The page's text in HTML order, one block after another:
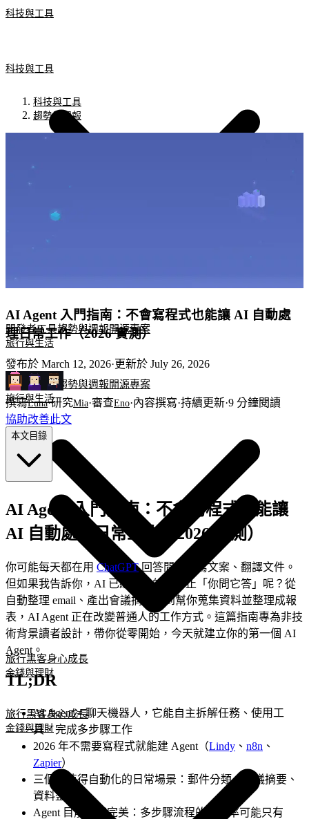
科技與工具
開發者工具趨勢與週報開源專案
旅行與生活
旅行黑客身心成長
金錢與理財
科技與工具
開發者工具趨勢與週報開源專案
旅行與生活
旅行黑客身心成長
金錢與理財
科技與工具
趨勢與週報
AI Agent 入門指南：不會寫程式也能讓 AI 自動處
理日常工作（2026 實測）
發布於 March 12, 2026·更新於 July 26, 2026
撰寫Luna·研究Mia·審查Eno·內容撰寫·持續更新·9 分鐘閱讀
協助改善此文
本文目錄
AI Agent 入門指南：不會寫程式也能讓
AI 自動處理日常工作（2026 實測）
你可能每天都在用 ChatGPT回答問題、寫文案、翻譯文件。
但如果我告訴你，AI 已經能做的遠不止「你問它答」呢？從
自動整理 email、產出會議摘要，到幫你蒐集資料並整理成報
表，AI Agent 正在改變普通人的工作方式。這篇指南專為非技
術背景讀者設計，帶你從零開始，今天就建立你的第一個 AI
Agent。
TL;DR
AI Agent ≠ 聊天機器人，它能自主拆解任務、使用工
具、完成多步驟工作
2026 年不需要寫程式就能建 Agent（Lindy 、 n8n 、
Zapier）
三個最值得自動化的日常場景：郵件分類、會議摘要、
資料整理
Agent 目前還不完美：多步驟流程的成功率可能只有